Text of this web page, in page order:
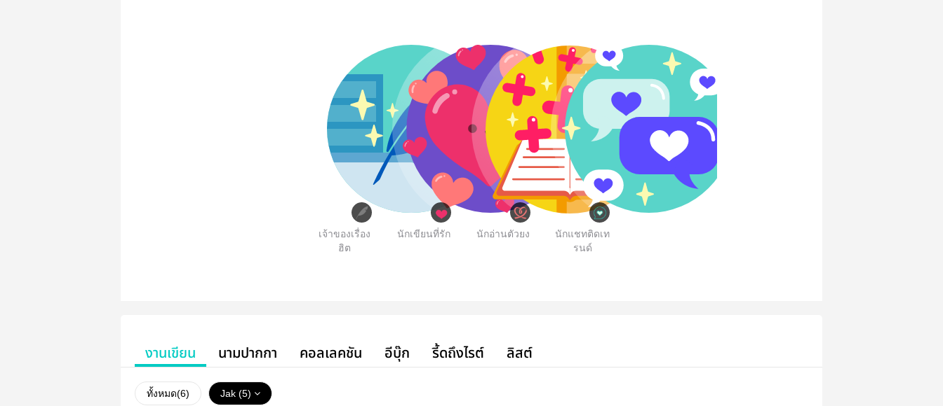
เจ้าของเรื่อง
ฮิต
นักเขียนที่รัก นักอ่านตัวยง
นักแชทติดเท
รนด์
งานเขียน นามปากกา คอลเลคชัน อีบุ๊ก รี้ดถึงไรต์ ลิสต์
ทั้งหมด(6) Jak (5)